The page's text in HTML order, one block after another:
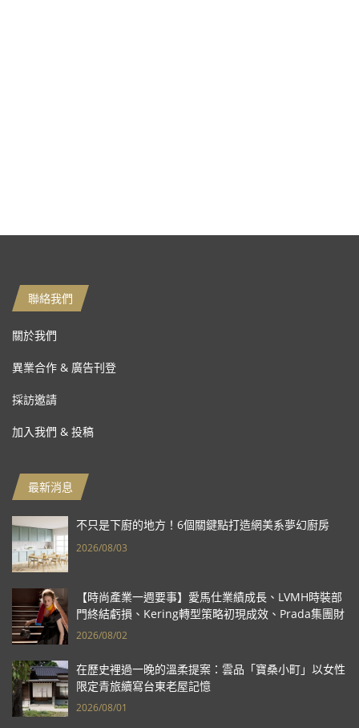
聯絡我們
關於我們
異業合作 & 廣告刊登
採訪邀請
加入我們 & 投稿
最新消息
不只是下廚的地方！6個關鍵點打造網美系夢幻廚房
2026/08/03
【時尚產業一週要事】愛馬仕業績成長、LVMH時裝部
門終結虧損、Kering轉型策略初現成效、Prada集團財
報亮眼
2026/08/02
在歷史裡過一晚的溫柔提案：雲品「寶桑小町」以女性
限定青旅續寫台東老屋記憶
2026/08/01